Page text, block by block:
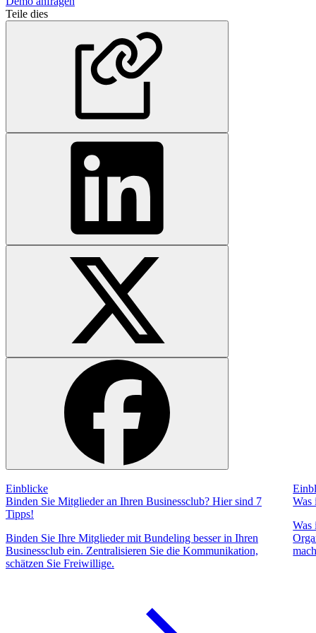
Teile dies
Einblicke
Binden Sie Mitglieder an Ihren Businessclub? Hier sind 7
Tipps!
Binden Sie Ihre Mitglieder mit Bundeling besser in Ihren
Businessclub ein. Zentralisieren Sie die Kommunikation,
schätzen Sie Freiwillige.
Was
Was